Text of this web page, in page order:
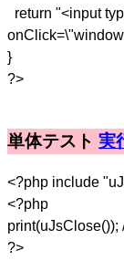
return "<input
}
?>
単体テスト 実
<?php include
<?php
print(uJsClose());
?>